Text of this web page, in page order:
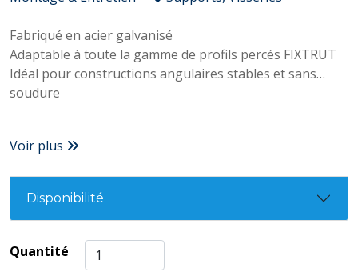
Fabriqué en acier galvanisé
Adaptable à toute la gamme de profils percés FIXTRUT
Idéal pour constructions angulaires stables et sans
soudure
Voir plus
Disponibilité
Quantité